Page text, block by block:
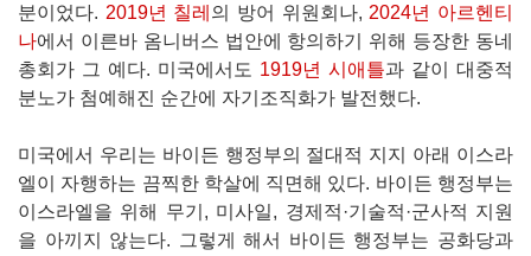
분이었다. 2019년 칠레 의 방어 위원회나, 2024년 아르헨티
나에서 이른바 옴니버스 법안에 항의하기 위해 등장한 동네
총회가 그 예다. 미국에서도 1919년 시애틀과 같이 대중적
분노가 첨예해진 순간에 자기조직화가 발전했다.
미국에서 우리는 바이든 행정부의 절대적 지지 아래 이스라
엘이 자행하는 끔찍한 학살에 직면해 있다. 바이든 행정부는
이스라엘을 위해 무기, 미사일, 경제적·기술적·군사적 지원
을 아끼지 않는다. 그렇게 해서 바이든 행정부는 공화당과